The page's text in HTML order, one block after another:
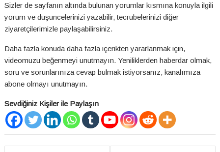
Sizler de sayfanın altında bulunan yorumlar kısmına konuyla ilgili
yorum ve düşüncelerinizi yazabilir, tecrübelerinizi diğer
ziyaretçilerimizle paylaşabilirsiniz.
Daha fazla konuda daha fazla içerikten yararlanmak için,
videomuzu beğenmeyi unutmayın. Yeniliklerden haberdar olmak,
soru ve sorunlarınıza cevap bulmak istiyorsanız, kanalımıza
abone olmayı unutmayın.
Sevdiğiniz Kişiler ile Paylaşın